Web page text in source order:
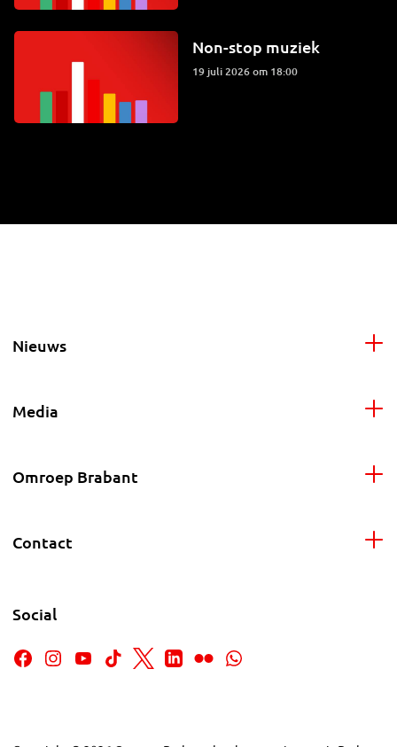
Non-stop muziek
19 juli 2026 om 18:00
Nieuws
Media
Omroep Brabant
Contact
Social